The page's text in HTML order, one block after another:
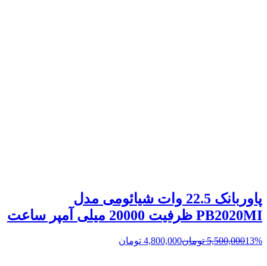
پاوربانک 22.5 وات شیائومی مدل
PB2020MI ظرفیت 20000 میلی آمپر ساعت
13%
5,500,000 تومان4,800,000 تومان